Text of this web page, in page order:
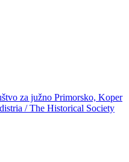
za južno Primorsko, Koper
/ The Historical Society